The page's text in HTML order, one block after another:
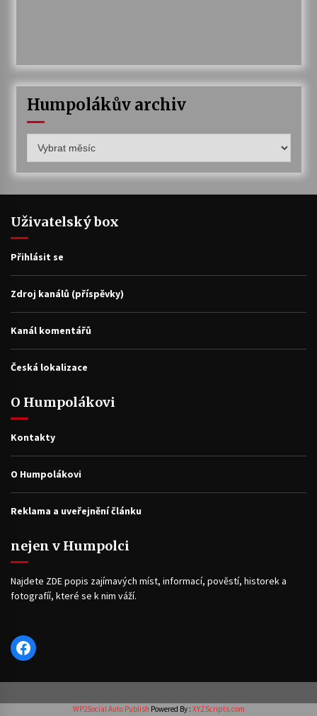
Humpolákův archiv
archiv
Uživatelský box
Přihlásit se
Zdroj kanálů (příspěvky)
Kanál komentářů
Česká lokalizace
O Humpolákovi
Kontakty
O Humpolákovi
Reklama a uveřejnění článku
nejen v Humpolci
Najdete ZDE popis zajímavých míst, informací, pověstí, historek a
fotografíí, které se k nim váží.
Facebook
WP2Social Auto Publish Powered By : XYZScripts.com